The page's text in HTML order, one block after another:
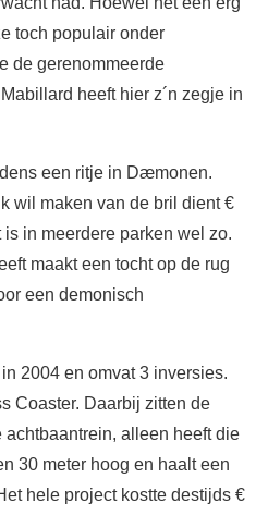
toch populair onder
de gerenommeerde
heeft hier z´n zegje in
een ritje in Dæmonen.
wil maken van de bril dient €
in meerdere parken wel zo.
maakt een tocht op de rug
een demonisch
2004 en omvat 3 inversies.
Coaster. Daarbij zitten de
alleen heeft die
30 meter hoog en haalt een
hele project kostte destijds €